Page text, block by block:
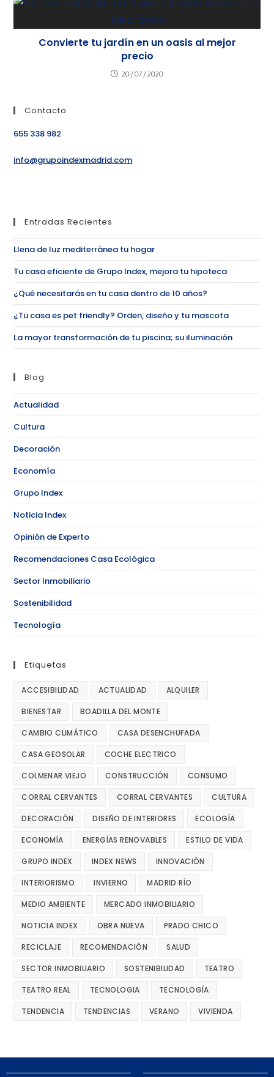
Convierte tu jardín en un oasis al mejor
precio
20/07/2020
Contacto
655 338 982
info@grupoindexmadrid.com
Entradas Recientes
Llena de luz mediterránea tu hogar
Tu casa eficiente de Grupo Index, mejora tu hipoteca
¿Qué necesitarás en tu casa dentro de 10 años?
¿Tu casa es pet friendly? Orden, diseño y tu mascota
La mayor transformación de tu piscina; su iluminación
Blog
Actualidad
Cultura
Decoración
Economía
Grupo Index
Noticia Index
Opinión de Experto
Recomendaciones Casa Ecológica
Sector Inmobiliario
Sostenibilidad
Tecnología
Etiquetas
ACCESIBILIDAD ACTUALIDAD ALQUILER
BIENESTAR BOADILLA DEL MONTE
CAMBIO CLIMÁTICO CASA DESENCHUFADA
CASA GEOSOLAR COCHE ELECTRICO
COLMENAR VIEJO CONSTRUCCIÓN CONSUMO
CORRAL CERVANTES CORRAL CERVANTES CULTURA
DECORACIÓN DISEÑO DE INTERIORES ECOLOGÍA
ECONOMÍA ENERGÍAS RENOVABLES ESTILO DE VIDA
GRUPO INDEX INDEX NEWS INNOVACIÓN
INTERIORISMO INVIERNO MADRID RÍO
MEDIO AMBIENTE MERCADO INMOBILIARIO
NOTICIA INDEX OBRA NUEVA PRADO CHICO
RECICLAJE RECOMENDACIÓN SALUD
SECTOR INMOBILIARIO SOSTENIBILIDAD TEATRO
TEATRO REAL TECNOLOGIA TECNOLOGÍA
TENDENCIA TENDENCIAS VERANO VIVIENDA